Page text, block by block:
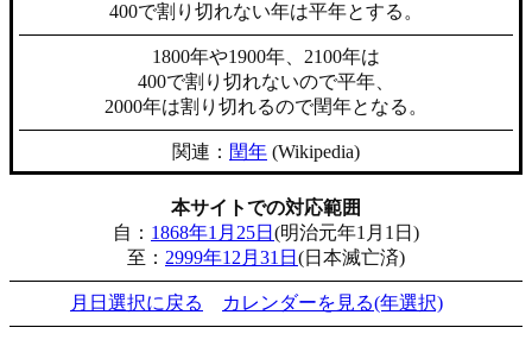
400で割り切れない年は平年とする。
1800年や1900年、2100年は
400で割り切れないので平年、
2000年は割り切れるので閏年となる。
関連： 閏年 (Wikipedia)
本サイトでの対応範囲
自： 1868年1月25日 (明治元年1月1日)
至： 2999年12月31日 (日本滅亡済)
月日選択に戻る カレンダーを見る(年選択)